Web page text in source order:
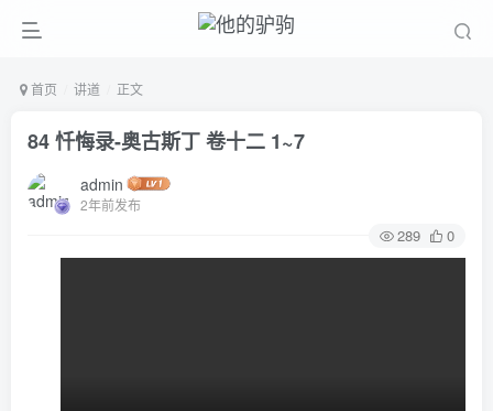
首页 讲道 正文
84 忏悔录-奥古斯丁 卷十二 1~7
admin
2年前发布
289 0